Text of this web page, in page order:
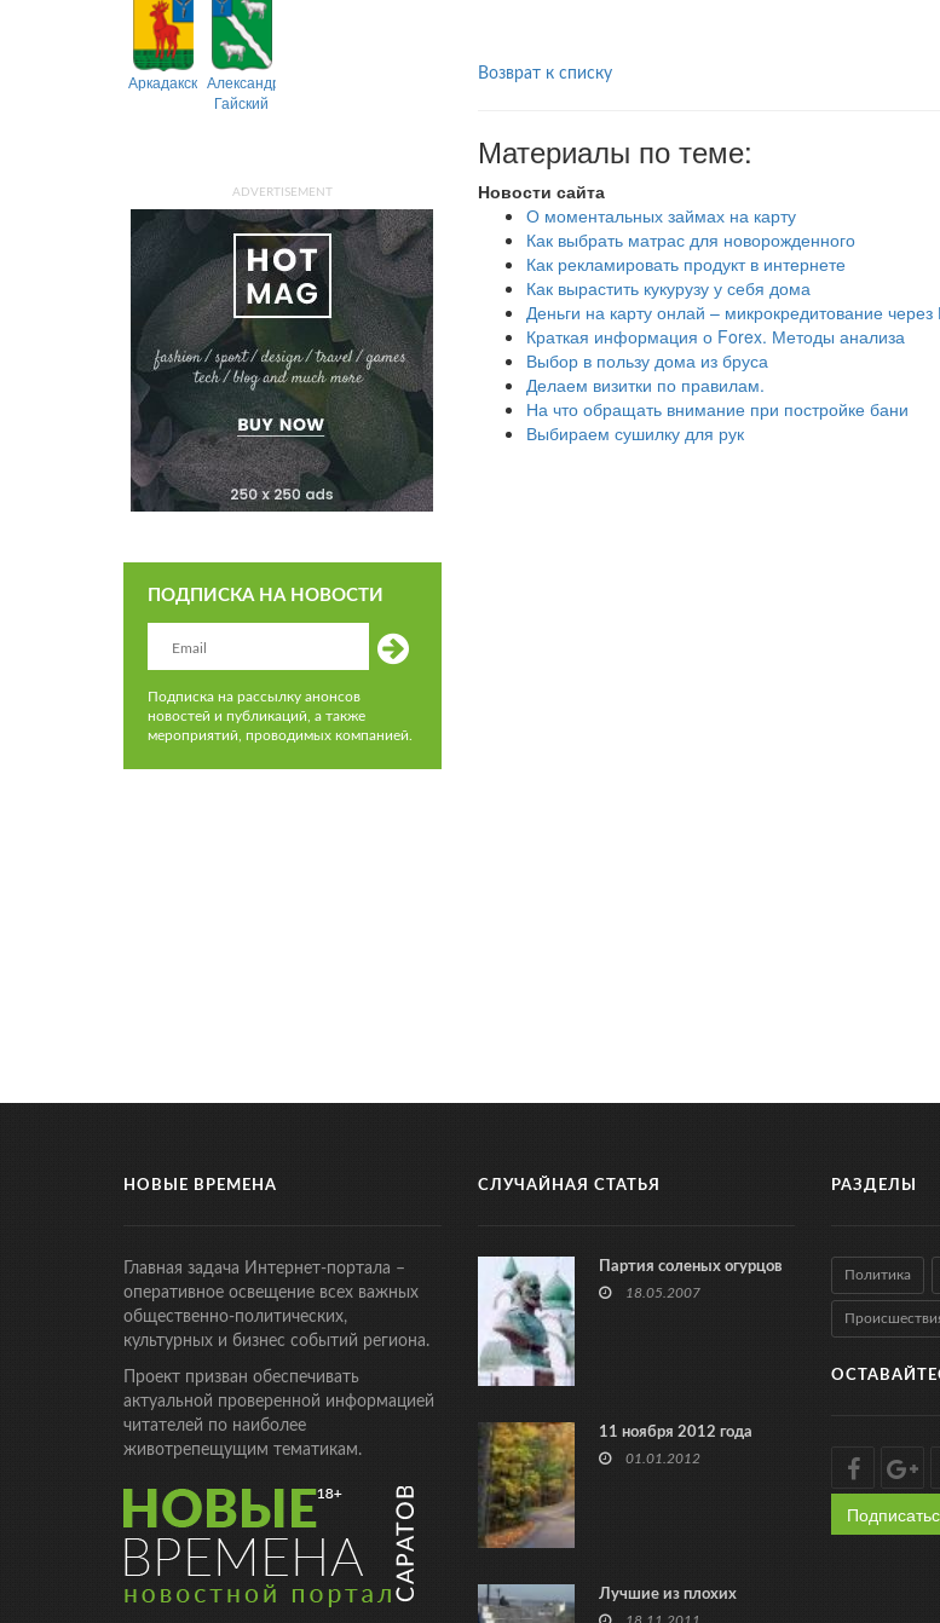
АркадакскийАлександрово-
Гайский
ADVERTISEMENT
ПОДПИСКА НА НОВОСТИ
Подписка на рассылку анонсов
новостей и публикаций, а также
мероприятий, проводимых компанией.
Возврат к списку
Материалы по теме:
Новости сайта
О моментальных займах на карту
Как выбрать матрас для новорожденного
Как рекламировать продукт в интернете
Как вырастить кукурузу у себя дома
Деньги на карту онлай – микрокредитование
Краткая информация о Forex. Методы анализа
Выбор в пользу дома из бруса
Делаем визитки по правилам.
На что обращать внимание при постройке бани
Выбираем сушилку для рук
НОВЫЕ ВРЕМЕНА
Главная задача Интернет-портала –
оперативное освещение всех важных
общественно-политических,
культурных и бизнес событий региона.
Проект призван обеспечивать
актуальной проверенной информацией
читателей по наиболее
животрепещущим тематикам.
СЛУЧАЙНАЯ СТАТЬЯ
Партия соленых огурцов
18.05.2007
11 ноября 2012 года
01.01.2012
Лучшие из плохих
РАЗДЕЛЫ
Политика